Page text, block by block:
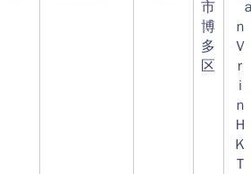
市
博
多
区